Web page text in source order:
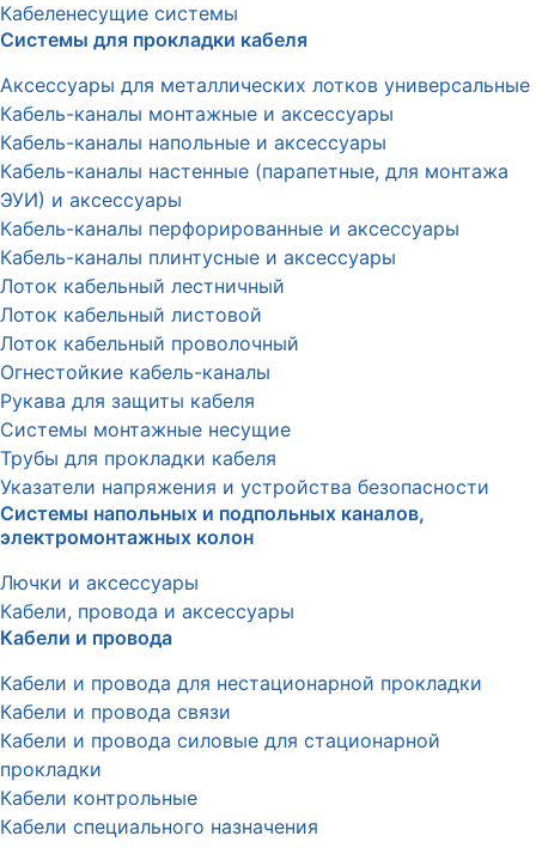
Кабеленесущие системы
Системы для прокладки кабеля
Аксессуары для металлических лотков универсальные
Кабель-каналы монтажные и аксессуары
Кабель-каналы напольные и аксессуары
Кабель-каналы настенные (парапетные, для монтажа
ЭУИ) и аксессуары
Кабель-каналы перфорированные и аксессуары
Кабель-каналы плинтусные и аксессуары
Лоток кабельный лестничный
Лоток кабельный листовой
Лоток кабельный проволочный
Огнестойкие кабель-каналы
Рукава для защиты кабеля
Системы монтажные несущие
Трубы для прокладки кабеля
Указатели напряжения и устройства безопасности
Системы напольных и подпольных каналов,
электромонтажных колон
Лючки и аксессуары
Кабели, провода и аксессуары
Кабели и провода
Кабели и провода для нестационарной прокладки
Кабели и провода связи
Кабели и провода силовые для стационарной
прокладки
Кабели контрольные
Кабели специального назначения